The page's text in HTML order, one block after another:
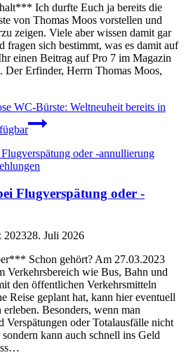
Ich durfte Euch ja bereits die
von Thomas Moos vorstellen und
zeigen. Viele aber wissen damit gar
fragen sich bestimmt, was es damit auf
einen Beitrag auf Pro 7 im Magazin
Der Erfinder, Herrn Thomas Moos,
WC-Bürste: Weltneuheit bereits in
Flugverspätung oder -
202328. Juli 2026
Schon gehört? Am 27.03.2023
Verkehrsbereich wie Bus, Bahn und
den öffentlichen Verkehrsmitteln
Reise geplant hat, kann hier eventuell
erleben. Besonders, wenn man
Verspätungen oder Totalausfälle nicht
kann auch schnell ins Geld